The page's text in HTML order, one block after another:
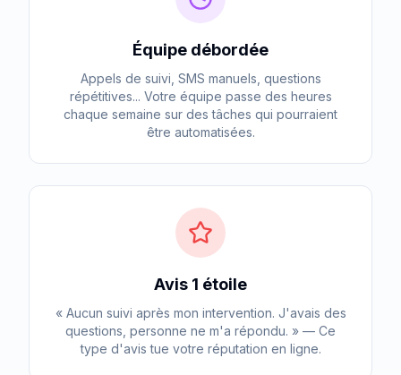
Équipe débordée
Appels de suivi, SMS manuels, questions
répétitives... Votre équipe passe des heures
chaque semaine sur des tâches qui pourraient
être automatisées.
Avis 1 étoile
« Aucun suivi après mon intervention. J'avais des
questions, personne ne m'a répondu. » — Ce
type d'avis tue votre réputation en ligne.